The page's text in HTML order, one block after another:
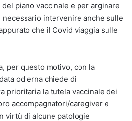
piano vaccinale e per arginare
intervenire anche sulle
che il Covid viaggia sulle
per questo motivo, con la
odierna chiede di
prioritaria la tutela vaccinale dei
accompagnatori/caregiver e
virtù di alcune patologie